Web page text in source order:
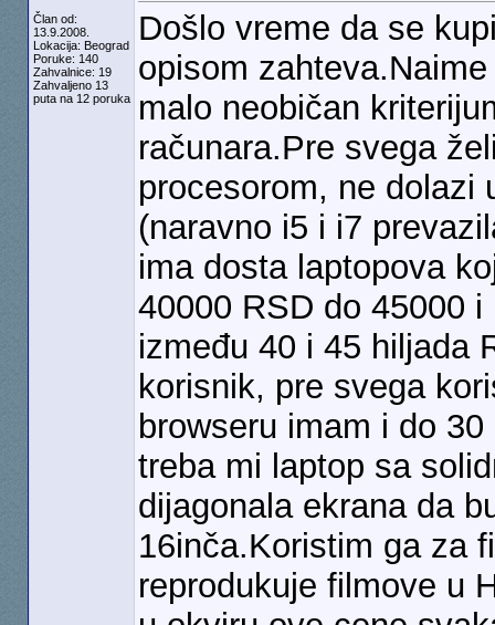
Član od:
13.9.2008.
Lokacija: Beograd
Poruke: 140
Zahvalnice: 19
Zahvaljeno 13
puta na 12 poruka
Došlo vreme da se
opisom
malo neobičan
računara.Pre svega
procesorom, ne dolazi
(naravno i5 i i7
ima dosta laptopova
40000 RSD do 45000
između 40 i 45 hiljada
korisnik, pre svega
browseru imam i do
treba mi laptop sa
dijagonala ekrana da
16inča.Koristim ga za
reprodukuje filmove u